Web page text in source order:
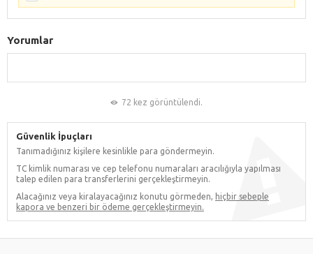
Yorumlar
72 kez görüntülendi.
Güvenlik İpuçları
Tanımadığınız kişilere kesinlikle para göndermeyin.
TC kimlik numarası ve cep telefonu numaraları aracılığıyla yapılması
talep edilen para transferlerini gerçekleştirmeyin.
Alacağınız veya kiralayacağınız konutu görmeden, hiçbir sebeple
kapora ve benzeri bir ödeme gerçekleştirmeyin.